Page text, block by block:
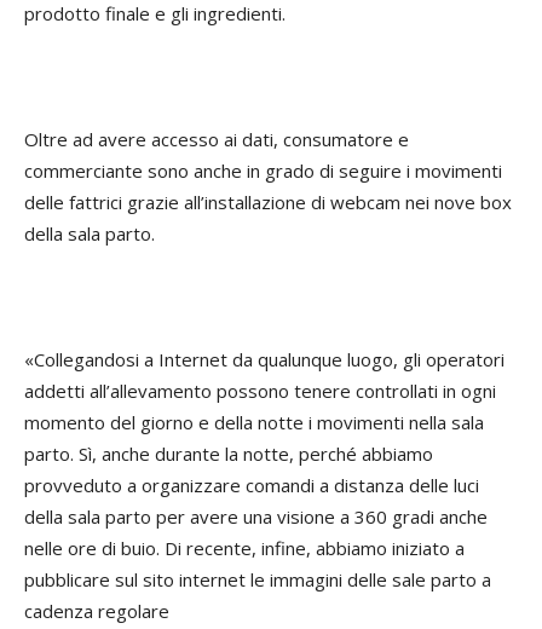
prodotto finale e gli ingredienti.
Oltre ad avere accesso ai dati, consumatore e
commerciante sono anche in grado di seguire i movimenti
delle fattrici grazie all’installazione di webcam nei nove box
della sala parto.
«Collegandosi a Internet da qualunque luogo, gli operatori
addetti all’allevamento possono tenere controllati in ogni
momento del giorno e della notte i movimenti nella sala
parto. Sì, anche durante la notte, perché abbiamo
provveduto a organizzare comandi a distanza delle luci
della sala parto per avere una visione a 360 gradi anche
nelle ore di buio. Di recente, infine, abbiamo iniziato a
pubblicare sul sito internet le immagini delle sale parto a
cadenza regolare